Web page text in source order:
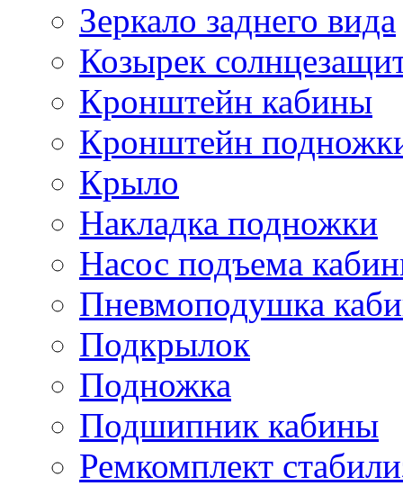
Зеркало заднего вида
Козырек
Кронштейн кабины
Кронштейн
Крыло
Накладка подножки
Насос подъема
Пневмоподушка
Подкрылок
Подножка
Подшипник кабины
Ремкомплект